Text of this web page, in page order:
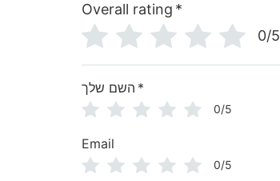
Overall rating *
0/5
השם שלך *
0/5
Email
0/5